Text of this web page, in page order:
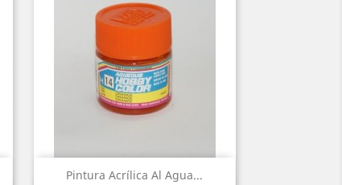
Pintura Acrílica Al Agua...